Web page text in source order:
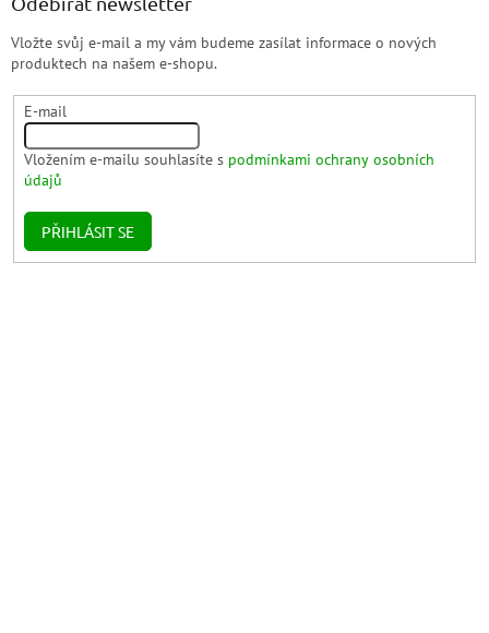
Vložte svůj e-mail a my vám budeme zasílat informace o nových
produktech na našem e-shopu.
E-mail
Vložením e-mailu souhlasíte s podmínkami ochrany osobních
údajů
PŘIHLÁSIT SE